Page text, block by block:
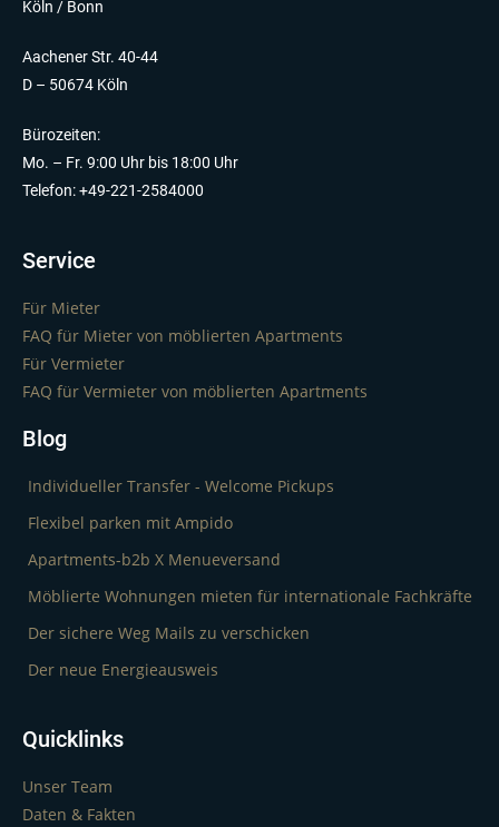
Köln / Bonn
Aachener Str. 40-44
D – 50674 Köln
Bürozeiten:
Mo. – Fr. 9:00 Uhr bis 18:00 Uhr
Telefon: +49-221-2584000
Service
Für Mieter
FAQ für Mieter von möblierten Apartments
Für Vermieter
FAQ für Vermieter von möblierten Apartments
Blog
Individueller Transfer - Welcome Pickups
Flexibel parken mit Ampido
Apartments-b2b X Menueversand
Möblierte Wohnungen mieten für internationale Fachkräfte
Der sichere Weg Mails zu verschicken
Der neue Energieausweis
Quicklinks
Unser Team
Daten & Fakten